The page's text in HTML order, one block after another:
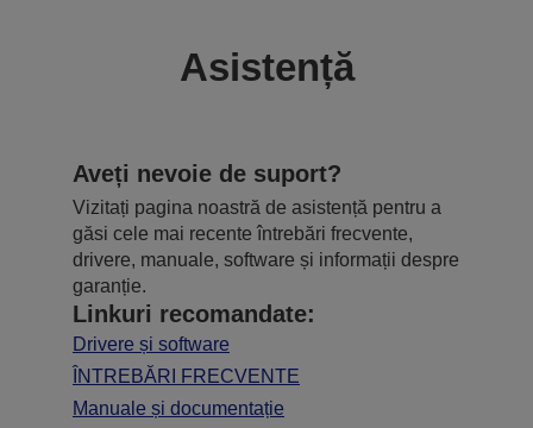
Asistență
Aveți nevoie de suport?
Vizitați pagina noastră de asistență pentru a
găsi cele mai recente întrebări frecvente,
drivere, manuale, software și informații despre
garanție.
Linkuri recomandate:
Drivere și software
ÎNTREBĂRI FRECVENTE
Manuale și documentație